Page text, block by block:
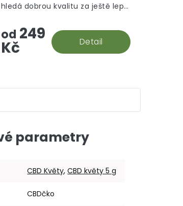
od 249
Kč Detail
hledá dobrou kvalitu za ještě lepší
parametry
CBD Květy,CBD květy 5 g
CBDčko